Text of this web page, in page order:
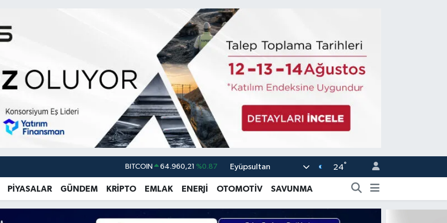
DOLAR 47,7436 %0.18
EURO 55,2510 %0.32
STERLİN 64,4811 %0.38
GRAM ALTIN 6660.55 %0.03
Eyüpsultan 24°
PİYASALAR GÜNDEM KRİPTO EMLAK ENERJİ OTOMOTİV SAVUNMA